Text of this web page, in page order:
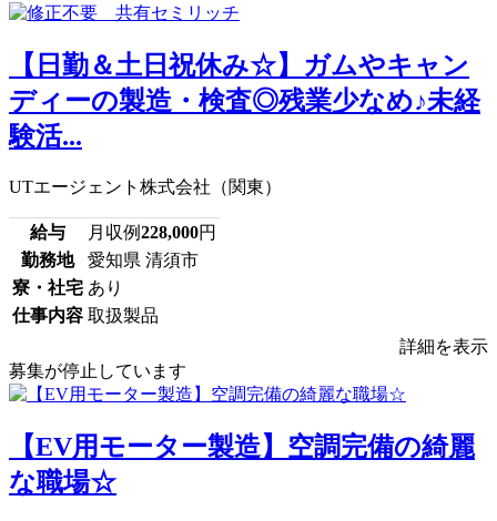
【日勤＆土日祝休み☆】ガムやキャン
ディーの製造・検査◎残業少なめ♪未経
験活...
UTエージェント株式会社（関東）
給与 月収例228,000円
勤務地
愛知県 清須市
寮・社宅 あり
仕事内容 取扱製品
詳細を表示
募集が停止しています
【EV用モーター製造】空調完備の綺麗
な職場☆